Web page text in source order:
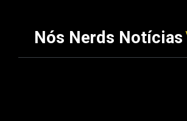
Nós Nerds Notícias